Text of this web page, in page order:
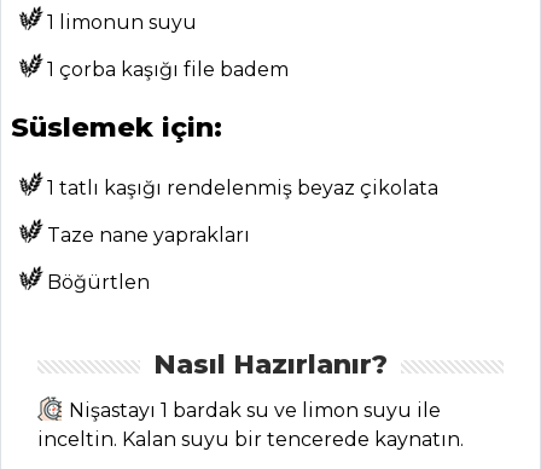
Tüm
Kategoriler
SALATALAR
Bahçe Bezelyeli
Tarifi, Nasıl Yapılır?
Mısır Salatası
Zahterli Havuç
Yapılır?
1 limonun suyu
1 çorba kaşığı file badem
Süslemek için:
1 tatlı kaşığı rendelenmiş beyaz çikolata
Taze nane yaprakları
Böğürtlen
Nasıl Hazırlanır?
Nişastayı 1 bardak su ve limon suyu ile
inceltin. Kalan suyu bir tencerede kaynatın.